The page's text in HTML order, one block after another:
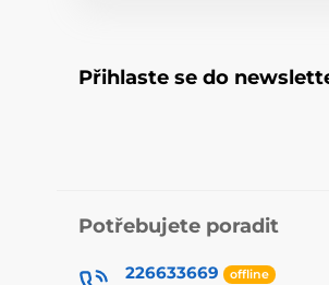
Přihlaste se do
Potřebujete poradit
226633669 offline